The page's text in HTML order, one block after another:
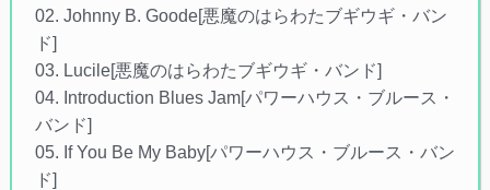
02. Johnny B. Goode[悪魔のはらわたブギウギ・バン
ド]
03. Lucile[悪魔のはらわたブギウギ・バンド]
04. Introduction Blues Jam[パワーハウス・ブルース・
バンド]
05. If You Be My Baby[パワーハウス・ブルース・バン
ド]